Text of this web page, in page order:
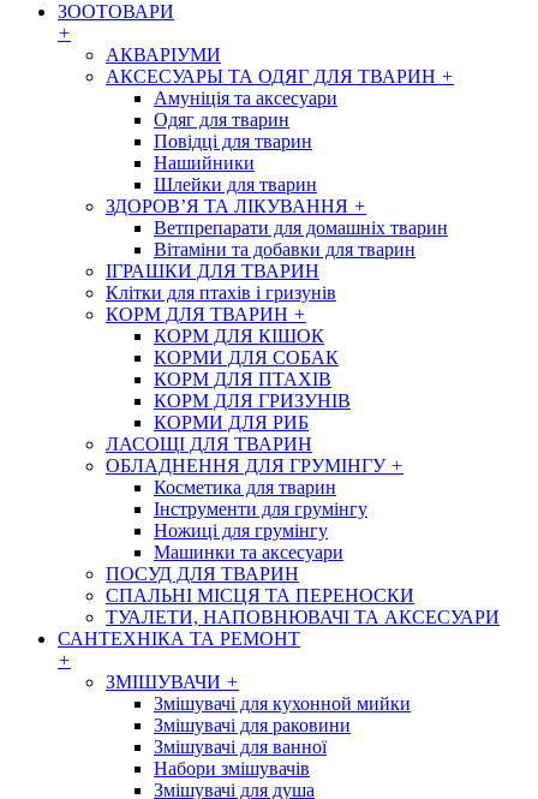
ЗООТОВАРИ
+
АКВАРІУМИ
АКСЕСУАРЫ ТА ОДЯГ ДЛЯ ТВАРИН +
Амуніція та аксесуари
Одяг для тварин
Повідці для тварин
Нашийники
Шлейки для тварин
ЗДОРОВ’Я ТА ЛІКУВАННЯ +
Ветпрепарати для домашніх тварин
Вітаміни та добавки для тварин
ІГРАШКИ ДЛЯ ТВАРИН
Клітки для птахів і гризунів
КОРМ ДЛЯ ТВАРИН +
КОРМ ДЛЯ КІШОК
КОРМИ ДЛЯ СОБАК
КОРМ ДЛЯ ПТАХІВ
КОРМ ДЛЯ ГРИЗУНІВ
КОРМИ ДЛЯ РИБ
ЛАСОЩІ ДЛЯ ТВАРИН
ОБЛАДНЕННЯ ДЛЯ ГРУМІНГУ +
Косметика для тварин
Інструменти для грумінгу
Ножиці для грумінгу
Машинки та аксесуари
ПОСУД ДЛЯ ТВАРИН
СПАЛЬНІ МІСЦЯ ТА ПЕРЕНОСКИ
ТУАЛЕТИ, НАПОВНЮВАЧІ ТА АКСЕСУАРИ
САНТЕХНІКА ТА РЕМОНТ
+
ЗМІШУВАЧИ +
Змішувачі для кухонной мийки
Змішувачі для раковини
Змішувачі для ванної
Набори змішувачів
Змішувачі для душа